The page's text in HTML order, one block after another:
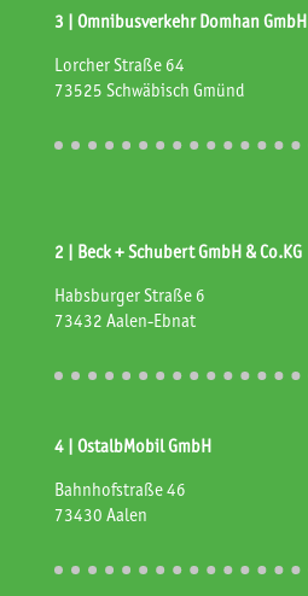
3 | Omnibusverkehr Domhan GmbH
Lorcher Straße 64
73525 Schwäbisch Gmünd
2 | Beck + Schubert GmbH & Co.KG
Habsburger Straße 6
73432 Aalen-Ebnat
4 | OstalbMobil GmbH
Bahnhofstraße 46
73430 Aalen